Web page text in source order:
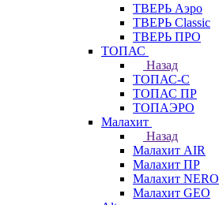
ТВЕРЬ Аэро
ТВЕРЬ Classic
ТВЕРЬ ПРО
ТОПАС
Назад
ТОПАС-С
ТОПАС ПР
ТОПАЭРО
Малахит
Назад
Малахит AIR
Малахит ПР
Малахит NERO
Малахит GEO